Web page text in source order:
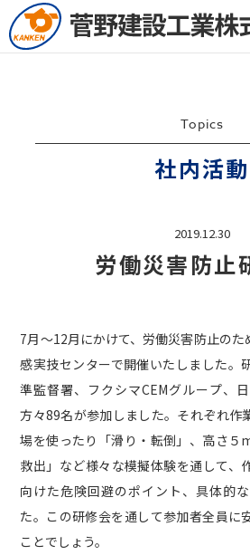
企業情報
Construction 施工実
CSR 地域・
Topics 社内活
お知らせ 広報誌
Topics
社内活動
2019.12.30
労働災害防止
7月〜12月にかけて、労働災害防止の
感実技センターで開催いたしました。
準監督署、フクシマCEMグループ、
方々89名が参加しました。それぞれ作
場を使ったり「滑り・転倒」、高さ５
救出」など様々な模擬体験を通して、
向けた危険回避のポイント、具体的
た。この研修会を通して参加者全員に
ことでしょう。